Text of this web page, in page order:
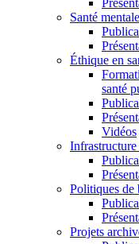
Santé
Éthique en
santé
Vidéos
Politiques de
Projets